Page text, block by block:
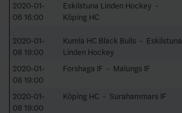
2020-01-
06 16:00
Eskilstuna Linden Hockey -
Köping HC
2020-01-
08 19:00
Kumla HC Black Bulls - Eskilstuna
Linden Hockey
2020-01-
08 19:00
Forshaga IF - Malungs IF
2020-01-
08 19:00
Köping HC - Surahammars IF